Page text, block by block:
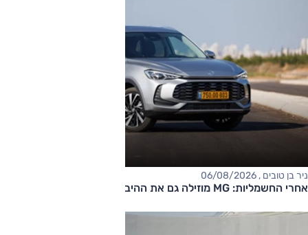
ניר בן טובים , 06/08/2026
אחרי החשמליות: MG מוזילה גם את ההיברידיות